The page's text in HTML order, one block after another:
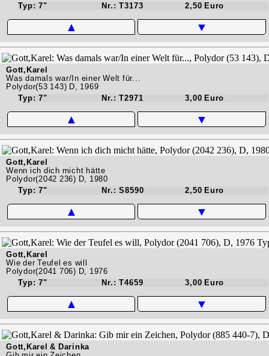
Typ: 7"
Nr.: T3173 2,50 Euro
▲ ▼
Gott,Karel
Was damals war/In einer Welt für...
Polydor(53 143) D, 1969
Typ: 7"
Nr.: T2971 3,00 Euro
▲ ▼
Gott,Karel
Wenn ich dich micht hätte
Polydor(2042 236) D, 1980
Typ: 7"
Nr.: S8590 2,50 Euro
▲ ▼
Gott,Karel
Wie der Teufel es will
Polydor(2041 706) D, 1976
Typ: 7"
Nr.: T4659 3,00 Euro
▲ ▼
Gott,Karel & Darinka